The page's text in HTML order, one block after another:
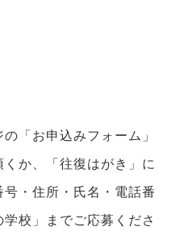
「お申込みフォーム」
か、「往復はがき」に
・住所・氏名・電話番
校」までご応募くださ